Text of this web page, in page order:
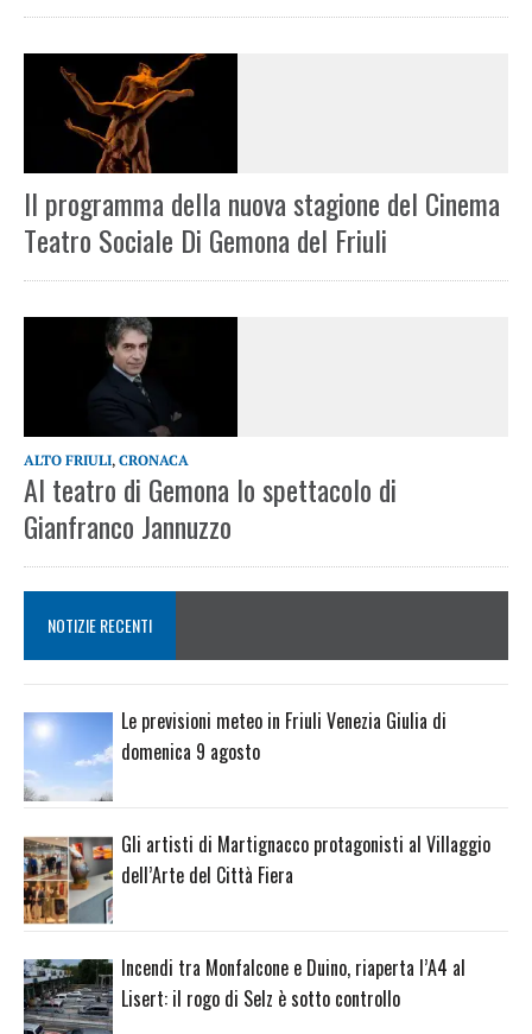
Il programma della nuova stagione del Cinema
Teatro Sociale Di Gemona del Friuli
ALTO FRIULI, CRONACA
Al teatro di Gemona lo spettacolo di
Gianfranco Jannuzzo
NOTIZIE RECENTI
Le previsioni meteo in Friuli Venezia Giulia di
domenica 9 agosto
Gli artisti di Martignacco protagonisti al Villaggio
dell’Arte del Città Fiera
Incendi tra Monfalcone e Duino, riaperta l’A4 al
Lisert: il rogo di Selz è sotto controllo